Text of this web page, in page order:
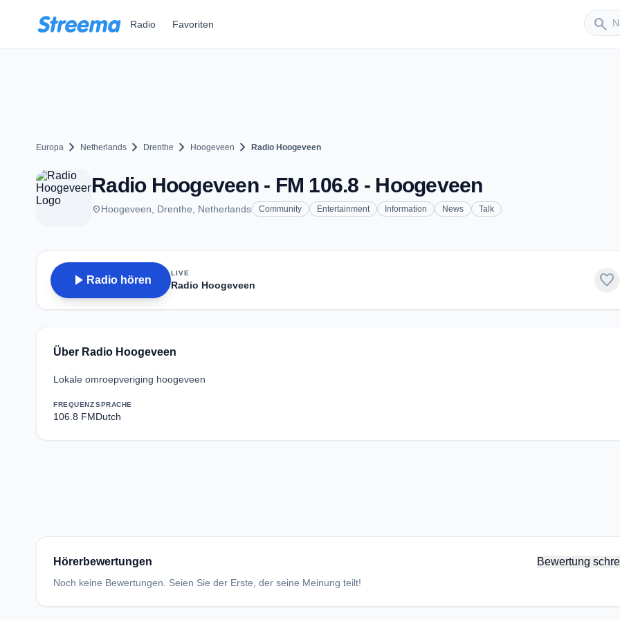
Radio Favoriten search
Europa chevron_right Netherlands chevron_right Drenthe chevron_right Hoogeveen chevron_right Radio Hoogeveen
Radio Hoogeveen - FM 106.8 - Hoogeveen
placeHoogeveen, Drenthe, Netherlands Community Entertainment Information News Talk
play_arrow Radio hören
LIVE
Radio Hoogeveen favorite
Über Radio Hoogeveen
Lokale omroepveriging hoogeveen
FREQUENZ
106.8 FM
SPRACHE
Dutch
Hörerbewertungen Bewertung
Noch keine Bewertungen. Seien Sie der Erste, der seine Meinung teilt!